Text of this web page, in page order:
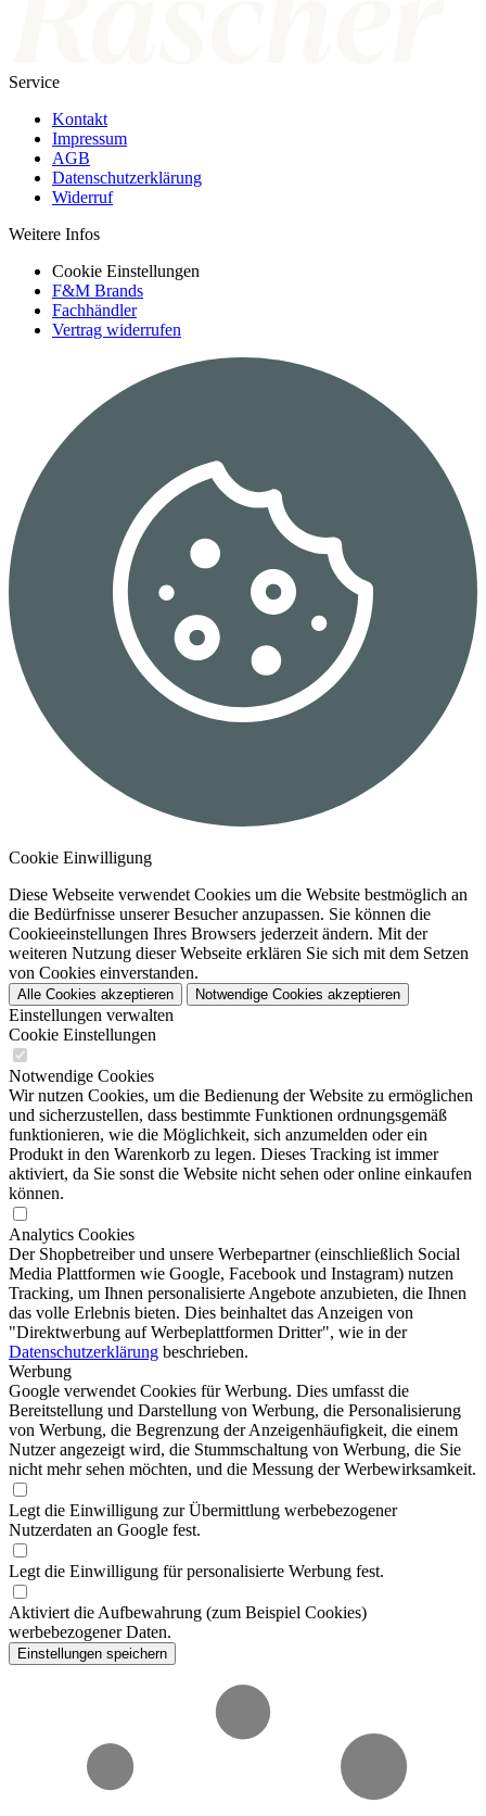
Service
Kontakt
Impressum
AGB
Datenschutzerklärung
Widerruf
Weitere Infos
Cookie Einstellungen
F&M Brands
Fachhändler
Vertrag widerrufen
Cookie Einwilligung
Diese Webseite verwendet Cookies um die Website bestmöglich an
die Bedürfnisse unserer Besucher anzupassen. Sie können die
Cookieeinstellungen Ihres Browsers jederzeit ändern. Mit der
weiteren Nutzung dieser Webseite erklären Sie sich mit dem Setzen
von Cookies einverstanden.
Alle Cookies akzeptieren Notwendige Cookies akzeptieren
Einstellungen verwalten
Cookie Einstellungen
Notwendige Cookies
Wir nutzen Cookies, um die Bedienung der Website zu ermöglichen
und sicherzustellen, dass bestimmte Funktionen ordnungsgemäß
funktionieren, wie die Möglichkeit, sich anzumelden oder ein
Produkt in den Warenkorb zu legen. Dieses Tracking ist immer
aktiviert, da Sie sonst die Website nicht sehen oder online einkaufen
können.
Analytics Cookies
Der Shopbetreiber und unsere Werbepartner (einschließlich Social
Media Plattformen wie Google, Facebook und Instagram) nutzen
Tracking, um Ihnen personalisierte Angebote anzubieten, die Ihnen
das volle Erlebnis bieten. Dies beinhaltet das Anzeigen von
"Direktwerbung auf Werbeplattformen Dritter", wie in der
Datenschutzerklärung beschrieben.
Werbung
Google verwendet Cookies für Werbung. Dies umfasst die
Bereitstellung und Darstellung von Werbung, die Personalisierung
von Werbung, die Begrenzung der Anzeigenhäufigkeit, die einem
Nutzer angezeigt wird, die Stummschaltung von Werbung, die Sie
nicht mehr sehen möchten, und die Messung der Werbewirksamkeit.
Legt die Einwilligung zur Übermittlung werbebezogener
Nutzerdaten an Google fest.
Legt die Einwilligung für personalisierte Werbung fest.
Aktiviert die Aufbewahrung (zum Beispiel Cookies)
werbebezogener Daten.
Einstellungen speichern